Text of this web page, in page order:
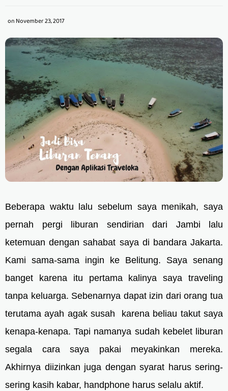
onNovember 23, 2017
Beberapa waktu lalu sebelum saya menikah, saya
pernah pergi liburan sendirian dari Jambi lalu
ketemuan dengan sahabat saya di bandara Jakarta.
Kami sama-sama ingin ke Belitung. Saya senang
banget karena itu pertama kalinya saya traveling
tanpa keluarga. Sebenarnya dapat izin dari orang tua
terutama ayah agak susah karena beliau takut saya
kenapa-kenapa. Tapi namanya sudah kebelet liburan
segala cara saya pakai meyakinkan mereka.
Akhirnya diizinkan juga dengan syarat harus sering-
sering kasih kabar, handphone harus selalu aktif.